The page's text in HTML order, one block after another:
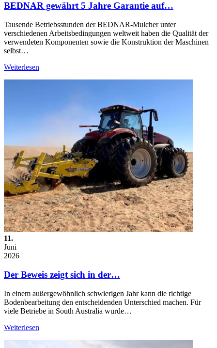
BEDNAR gewährt 5 Jahre Garantie auf…
Tausende Betriebsstunden der BEDNAR-Mulcher unter
verschiedenen Arbeitsbedingungen weltweit haben die Qualität der
verwendeten Komponenten sowie die Konstruktion der Maschinen
selbst…
Weiterlesen
11.
Juni
2026
Der Beweis zeigt sich in der…
In einem außergewöhnlich schwierigen Jahr kann die richtige
Bodenbearbeitung den entscheidenden Unterschied machen. Für
viele Betriebe in South Australia wurde…
Weiterlesen